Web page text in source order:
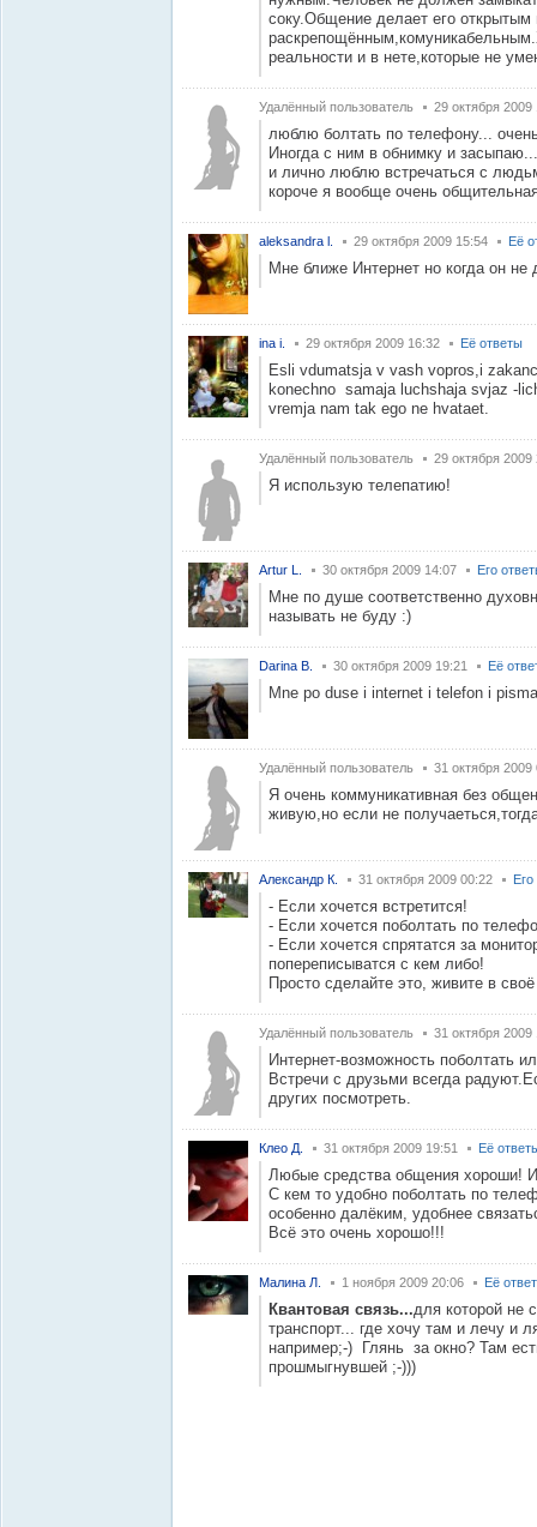
соку.Общение делает его открытым
реальности и в нете,которые не
Удалённый пользователь 29 октября 2009
люблю болтать по телефону...
Иногда с ним в обнимку и засыпаю...
и лично люблю встречаться с
короче я вообще очень
aleksandra l. 29 октября 2009 15:54 Её
Мне ближе Интернет но когда он
ina i. 29 октября 2009 16:32 Её ответы
Esli vdumatsja v vash vopros,i
konechno samaja luchshaja svjaz -
vremja nam tak ego ne hvataet.
Удалённый пользователь 29 октября 2009
Я использую телепатию!
Artur L. 30 октября 2009 14:07 Его
Мне по душе соответственно
называть не буду :)
Darina B. 30 октября 2009 19:21 Её
Mne po duse i internet i telefon i
Удалённый пользователь 31 октября 2009
Я очень коммуникативная без
живую,но если не
Александр К. 31 октября 2009 00:22
- Если хочется встретится!
- Если хочется поболтать по
- Если хочется спрятатся за
попереписыватся с кем либо!
Просто сделайте это, живите в
Удалённый пользователь 31 октября 2009
Интернет-возможность поболтать
Встречи с друзьми всегда
других посмотреть.
Клео Д. 31 октября 2009 19:51 Её
Любые средства общения хороши!
С кем то удобно поболтать по
особенно далёким, удобнее
Всё это очень хорошо!!!
Малина Л. 1 ноября 2009 20:06 Её
Квантовая связь...для которой не
транспорт... где хочу там и лечу и
например;-) Глянь за окно? Там
прошмыгнувшей ;-)))